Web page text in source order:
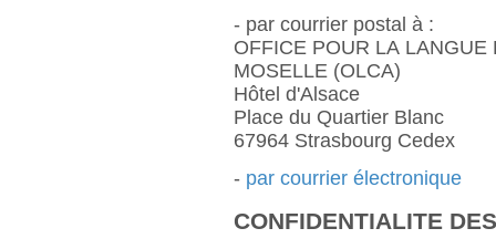
- par courrier postal à :
OFFICE POUR LA LANGUE
MOSELLE (OLCA)
Hôtel d'Alsace
Place du Quartier Blanc
67964 Strasbourg Cedex
- par courrier électronique
CONFIDENTIALITE